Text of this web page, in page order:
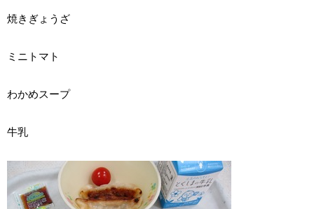
焼きぎょうざ
ミニトマト
わかめスープ
牛乳